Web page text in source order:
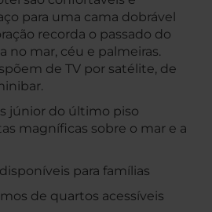
para uma cama dobrável
recorda o passado do
no mar, céu e palmeiras.
de TV por satélite, de
júnior do último piso
magníficas sobre o mar e a
para famílias
de quartos acessíveis